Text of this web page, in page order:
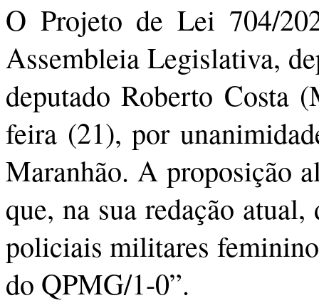
O Projeto de Lei 704/
Assembleia Legislativa,
deputado Roberto Costa
feira (21), por
Maranhão. A proposição
que, na sua redação
policiais militares
do QPMG/1-0”.